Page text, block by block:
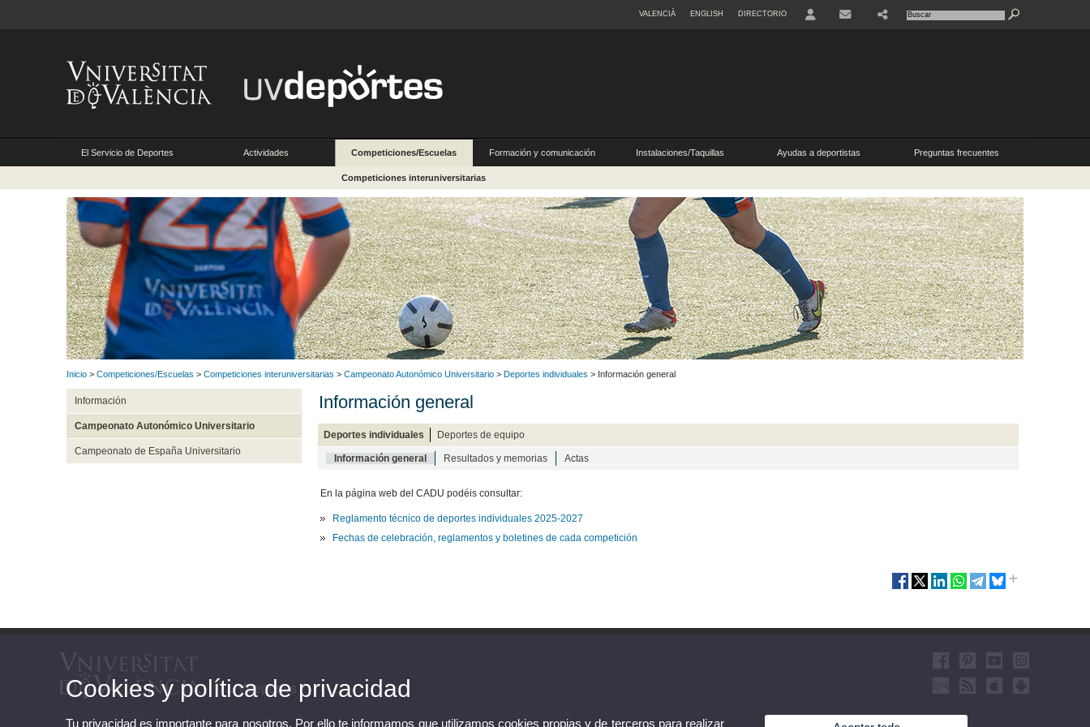
VALENCIÀ ENGLISH DIRECTORIO
El Servicio de Deportes Actividades Competiciones/Escuelas Formación y comunicación Instalaciones/Taquillas Ayudas a deportistas Preguntas frecuentes
Competiciones interuniversitarias
Inicio > Competiciones/Escuelas > Competiciones interuniversitarias > Campeonato Autonómico Universitario > Deportes individuales > Información general
Información
Campeonato Autonómico Universitario
Campeonato de España Universitario
Información general
Deportes individuales Deportes de equipo
Información general Resultados y memorias Actas
En la página web del CADU podéis consultar:
Reglamento técnico de deportes individuales 2025-2027
Fechas de celebración, reglamentos y boletines de cada competición
UVdeportes
Cookies y política de privacidad
Tu privacidad es importante para nosotros. Por ello te informamos que utilizamos cookies propias y de terceros para realizar